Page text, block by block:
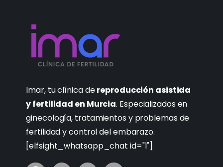
Imar, tu clínica dereproducción asistida
y fertilidad en Murcia. Especializados en
ginecología, tratamientos y problemas de
fertilidad y control del embarazo.
[elfsight_whatsapp_chat id="1"]